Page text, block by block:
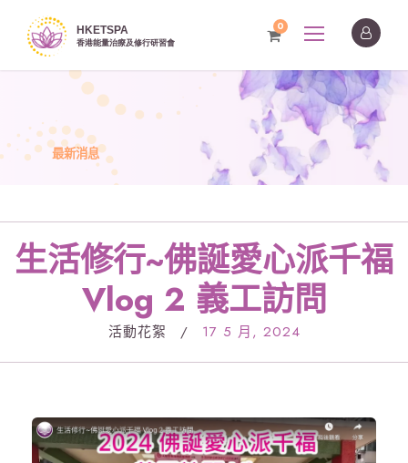
0
最新消息
生活修行~佛誕愛心派千福
Vlog 2 義工訪問
活動花絮 / 17 5 月, 2024